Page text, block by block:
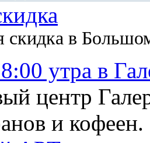
скидка в
утра в
центр
и кофеен.